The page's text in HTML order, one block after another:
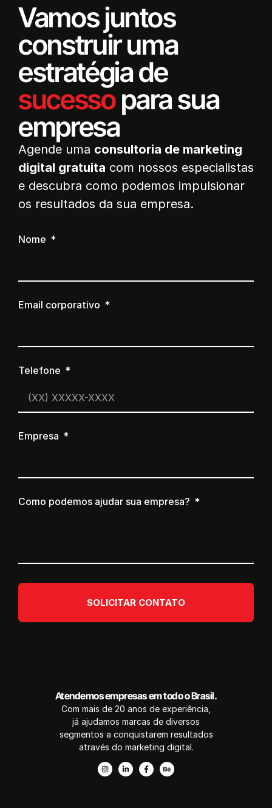
Vamos juntos
construir uma
estratégia de
sucessopara sua
empresa
Agende uma consultoria de marketing
digital gratuita com nossos especialistas
e descubra como podemos impulsionar
os resultados da sua empresa.
Nome
Email corporativo
Telefone
Empresa
Como podemos ajudar sua empresa?
SOLICITAR CONTATO
Atendemos empresas em todo o Brasil.
Com mais de 20 anos de experiência,
já ajudamos marcas de diversos
segmentos a conquistarem resultados
através do marketing digital.